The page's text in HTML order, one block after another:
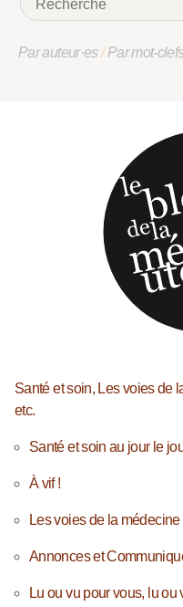
Par auteur·es/Par mot-
Santé et soin, Les voies de
etc.
Santé et soin au jour le
À vif !
Les voies de la
Annonces et
Lu ou vu pour vous, lu ou